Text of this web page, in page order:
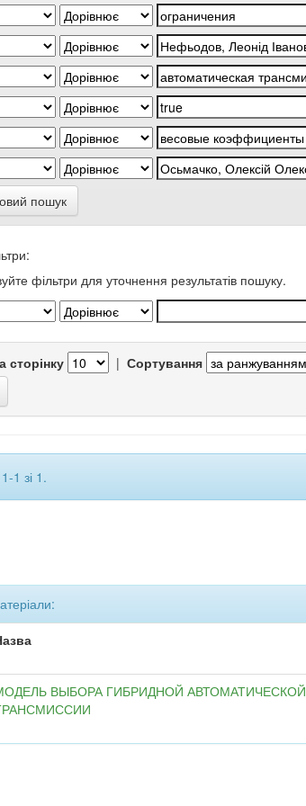
пошук
фільтри для уточнення результатів пошуку.
сторінку | Сортування
1 зі 1.
ВЫБОРА ГИБРИДНОЙ АВТОМАТИЧЕСКОЙ